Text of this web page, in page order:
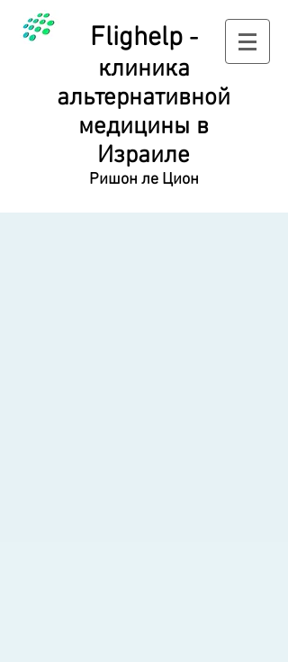
Flighelp-
клиника
альтернативной
медицины в
Израиле
Ришон ле Цион